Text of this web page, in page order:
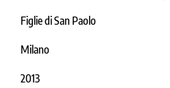
Figlie di San Paolo
Milano
2013